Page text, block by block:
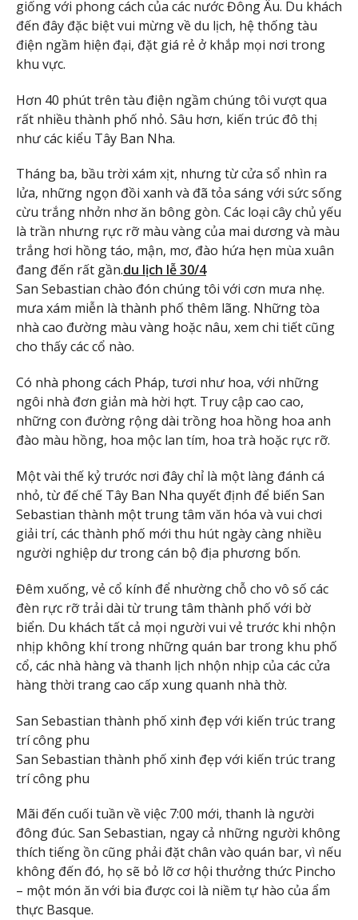
giống với phong cách của các nước Đông Âu. Du khách
đến đây đặc biệt vui mừng về du lịch, hệ thống tàu
điện ngầm hiện đại, đặt giá rẻ ở khắp mọi nơi trong
khu vực.
Hơn 40 phút trên tàu điện ngầm chúng tôi vượt qua
rất nhiều thành phố nhỏ. Sâu hơn, kiến ​​trúc đô thị
như các kiểu Tây Ban Nha.
Tháng ba, bầu trời xám xịt, nhưng từ cửa sổ nhìn ra
lửa, những ngọn đồi xanh và đã tỏa sáng với sức sống
cừu trắng nhởn nhơ ăn bông gòn. Các loại cây chủ yếu
là trần nhưng rực rỡ màu vàng của mai dương và màu
trắng hơi hồng táo, mận, mơ, đào hứa hẹn mùa xuân
đang đến rất gần.du lịch lễ 30/4
San Sebastian chào đón chúng tôi với cơn mưa nhẹ.
mưa xám miễn là thành phố thêm lãng. Những tòa
nhà cao đường màu vàng hoặc nâu, xem chi tiết cũng
cho thấy các cổ nào.
Có nhà phong cách Pháp, tươi như hoa, với những
ngôi nhà đơn giản mà hời hợt. Truy cập cao cao,
những con đường rộng dài trồng hoa hồng hoa anh
đào màu hồng, hoa mộc lan tím, hoa trà hoặc rực rỡ.
Một vài thế kỷ trước nơi đây chỉ là một làng đánh cá
nhỏ, từ đế chế Tây Ban Nha quyết định để biến San
Sebastian thành một trung tâm văn hóa và vui chơi
giải trí, các thành phố mới thu hút ngày càng nhiều
người nghiệp dư trong cán bộ địa phương bốn.
Đêm xuống, vẻ cổ kính để nhường chỗ cho vô số các
đèn rực rỡ trải dài từ trung tâm thành phố với bờ
biển. Du khách tất cả mọi người vui vẻ trước khi nhộn
nhịp không khí trong những quán bar trong khu phố
cổ, các nhà hàng và thanh lịch nhộn nhịp của các cửa
hàng thời trang cao cấp xung quanh nhà thờ.
San Sebastian thành phố xinh đẹp với kiến ​​trúc trang
trí công phu
San Sebastian thành phố xinh đẹp với kiến ​​trúc trang
trí công phu
Mãi đến cuối tuần về việc 7:00 mới, thanh là người
đông đúc. San Sebastian, ngay cả những người không
thích tiếng ồn cũng phải đặt chân vào quán bar, vì nếu
không đến đó, họ sẽ bỏ lỡ cơ hội thưởng thức Pincho
– một món ăn với bia được coi là niềm tự hào của ẩm
thực Basque.